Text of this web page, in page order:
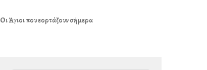
Οι Άγιοι που εορτάζουν σήμερα